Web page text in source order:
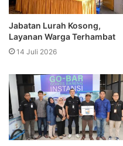
Jabatan Lurah Kosong,
Layanan Warga Terhambat
14 Juli 2026